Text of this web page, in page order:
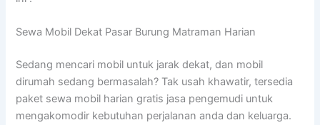
Sewa Mobil Dekat Pasar Burung Matraman Harian
Sedang mencari mobil untuk jarak dekat, dan mobil
dirumah sedang bermasalah? Tak usah khawatir, tersedia
paket sewa mobil harian gratis jasa pengemudi untuk
mengakomodir kebutuhan perjalanan anda dan keluarga.